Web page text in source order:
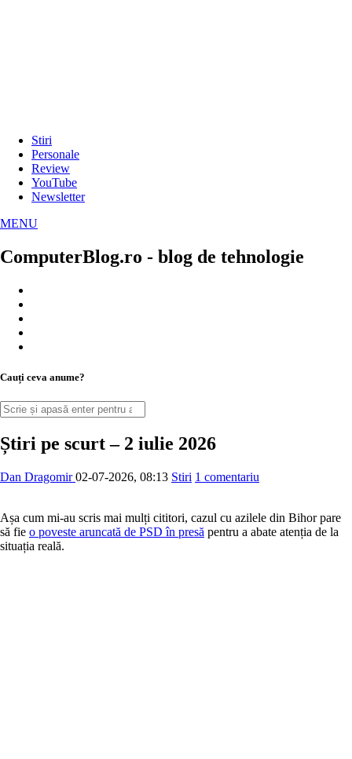
Stiri
Personale
Review
YouTube
Newsletter
MENU
ComputerBlog.ro - blog de tehnologie
Cauți ceva anume?
Știri pe scurt – 2 iulie 2026
Dan Dragomir 02-07-2026, 08:13 Stiri 1 comentariu
Așa cum mi-au scris mai mulți cititori, cazul cu azilele din Bihor pare
să fie o poveste aruncată de PSD în presă pentru a abate atenția de la
situația reală.